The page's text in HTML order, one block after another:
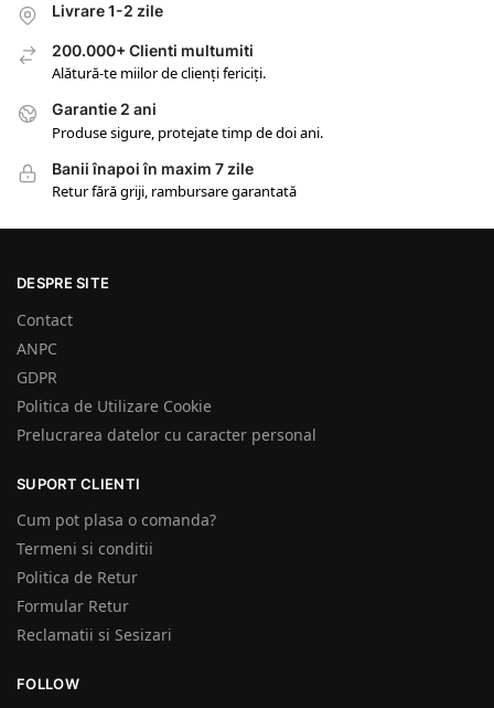
Livrare 1-2 zile
200.000+ Clienti multumiti
Alătură-te miilor de clienți fericiți.
Garantie 2 ani
Produse sigure, protejate timp de doi ani.
Banii înapoi în maxim 7 zile
Retur fără griji, rambursare garantată
DESPRE SITE
Contact
ANPC
GDPR
Politica de Utilizare Cookie
Prelucrarea datelor cu caracter personal
SUPORT CLIENTI
Cum pot plasa o comanda?
Termeni si conditii
Politica de Retur
Formular Retur
Reclamatii si Sesizari
FOLLOW